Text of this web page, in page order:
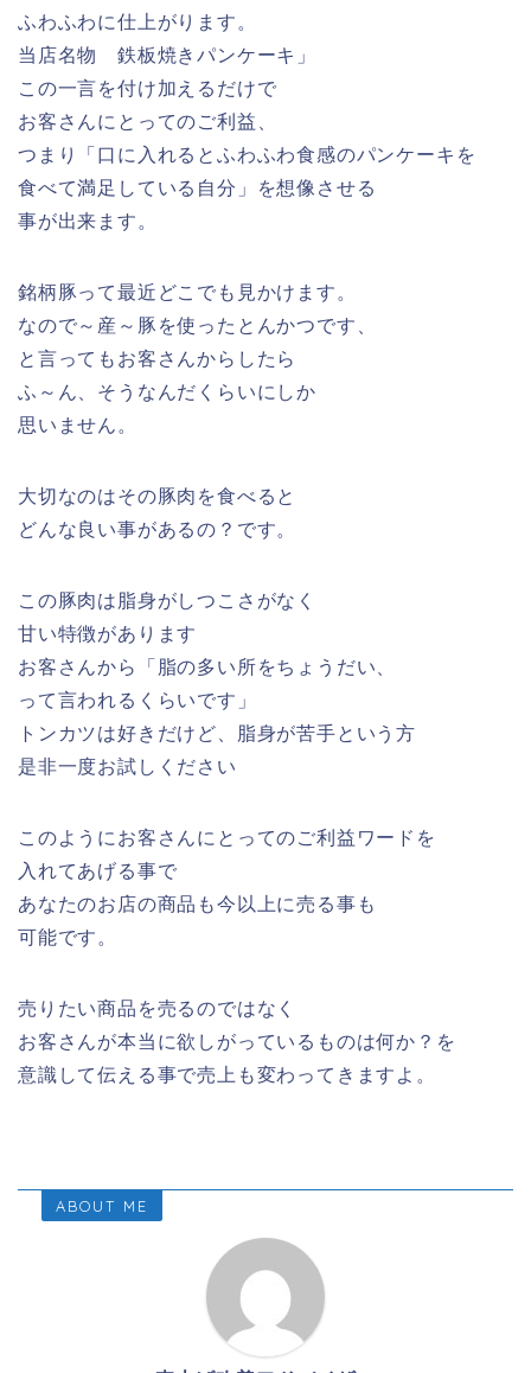
ふわふわに仕上がります。
当店名物 鉄板焼きパンケーキ」
この一言を付け加えるだけで
お客さんにとってのご利益、
つまり「口に入れるとふわふわ食感のパンケーキを
食べて満足している自分」を想像させる
事が出来ます。
銘柄豚って最近どこでも見かけます。
なので～産～豚を使ったとんかつです、
と言ってもお客さんからしたら
ふ～ん、そうなんだくらいにしか
思いません。
大切なのはその豚肉を食べると
どんな良い事があるの？です。
この豚肉は脂身がしつこさがなく
甘い特徴があります
お客さんから「脂の多い所をちょうだい、
って言われるくらいです」
トンカツは好きだけど、脂身が苦手という方
是非一度お試しください
このようにお客さんにとってのご利益ワードを
入れてあげる事で
あなたのお店の商品も今以上に売る事も
可能です。
売りたい商品を売るのではなく
お客さんが本当に欲しがっているものは何か？を
意識して伝える事で売上も変わってきますよ。
ABOUT ME